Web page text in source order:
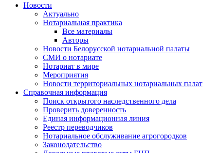
Новости
Актуально
Нотариальная практика
Все материалы
Авторы
Новости Белорусской нотариальной палаты
СМИ о нотариате
Нотариат в мире
Мероприятия
Новости территориальных нотариальных палат
Справочная информация
Поиск открытого наследственного дела
Проверить доверенность
Единая информационная линия
Реестр переводчиков
Нотариальное обслуживание агрогородков
Законодательство